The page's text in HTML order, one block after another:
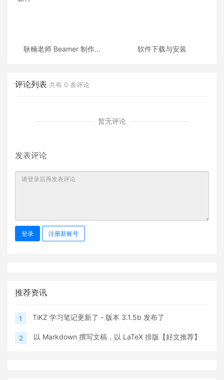
耿楠老师 Beamer 制作的
软件下载与安装
评论列表 共有 0 条评论
暂无评论
发表评论
登录 注册新账号
推荐资讯
1 TiKZ 学习笔记更新了 - 版本 3.1.5b 发布了
2 以 Markdown 撰写文稿，以 LaTeX 排版【好文推荐】